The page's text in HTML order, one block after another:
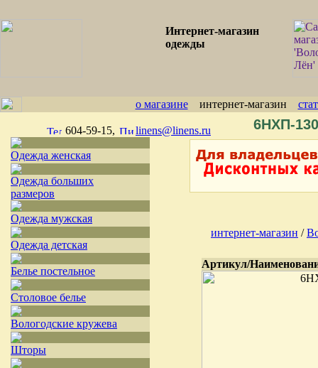
Интернет-магазин
одежды
о магазинеинтернет-магазин
604-59-15, linens@linens.ru 6НХП-
Одежда женская
Одежда больших
размеров
Одежда мужская
Одежда детская
Белье постельное
Столовое белье
Вологодские кружева
Шторы
интернет-магазин /
Артикул/